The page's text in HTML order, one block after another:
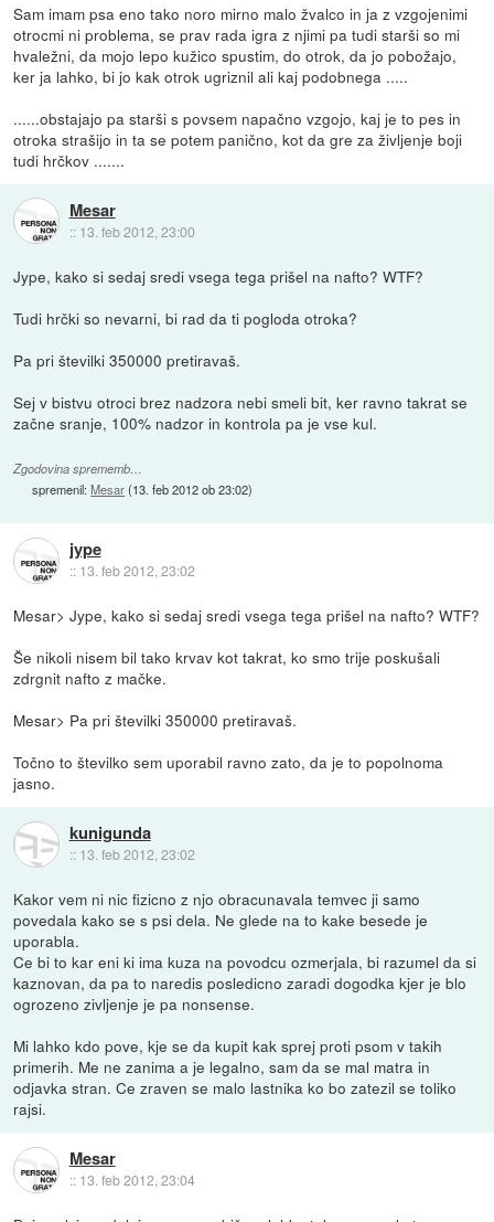
Sam imam psa eno tako noro mirno malo žvalco in ja z vzgojenimi
otrocmi ni problema, se prav rada igra z njimi pa tudi starši so mi
hvaležni, da mojo lepo kužico spustim, do otrok, da jo pobožajo,
ker ja lahko, bi jo kak otrok ugriznil ali kaj podobnega .....
......obstajajo pa starši s povsem napačno vzgojo, kaj je to pes in
otroka strašijo in ta se potem panično, kot da gre za življenje boji
tudi hrčkov .......
Mesar
:: 13. feb 2012, 23:00
Jype, kako si sedaj sredi vsega tega prišel na nafto? WTF?
Tudi hrčki so nevarni, bi rad da ti pogloda otroka?
Pa pri številki 350000 pretiravaš.
Sej v bistvu otroci brez nadzora nebi smeli bit, ker ravno takrat se
začne sranje, 100% nadzor in kontrola pa je vse kul.
Zgodovina sprememb…
spremenil:Mesar(13. feb 2012 ob 23:02)
jype
:: 13. feb 2012, 23:02
Mesar> Jype, kako si sedaj sredi vsega tega prišel na nafto? WTF?
Še nikoli nisem bil tako krvav kot takrat, ko smo trije poskušali
zdrgnit nafto z mačke.
Mesar> Pa pri številki 350000 pretiravaš.
Točno to številko sem uporabil ravno zato, da je to popolnoma
jasno.
kunigunda
:: 13. feb 2012, 23:02
Kakor vem ni nic fizicno z njo obracunavala temvec ji samo
povedala kako se s psi dela. Ne glede na to kake besede je
uporabla.
Ce bi to kar eni ki ima kuza na povodcu ozmerjala, bi razumel da si
kaznovan, da pa to naredis posledicno zaradi dogodka kjer je blo
ogrozeno zivljenje je pa nonsense.
Mi lahko kdo pove, kje se da kupit kak sprej proti psom v takih
primerih. Me ne zanima a je legalno, sam da se mal matra in
odjavka stran. Ce zraven se malo lastnika ko bo zatezil se toliko
rajsi.
Mesar
:: 13. feb 2012, 23:04